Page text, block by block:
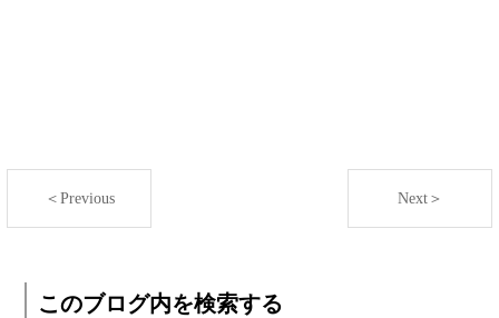
＜Previous Next＞
このブログ内を検索する